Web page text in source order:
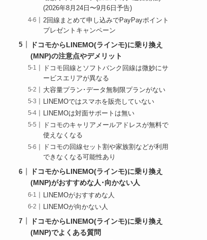
(2026年8月24日〜9月6日予告)
2回線まとめて申し込みでPayPayポイント
プレゼントキャンペーン
ドコモからLINEMO(ラインモ)に乗り換え
(MNP)の注意点やデメリット
ドコモ回線とソフトバンク回線は微妙にサ
ービスエリアが異なる
大容量プラン･データ無制限プランがない
LINEMOではスマホを販売していない
LINEMOは対面サポートは無い
ドコモのキャリアメールアドレスが無料で
使えなくなる
ドコモの回線セット割や家族割などが利用
できなくなる可能性あり
ドコモからLINEMO(ラインモ)に乗り換え
(MNP)がおすすめな人･向かない人
LINEMOがおすすめな人
LINEMOが向かない人
ドコモからLINEMO(ラインモ)に乗り換え
(MNP)でよくある質問